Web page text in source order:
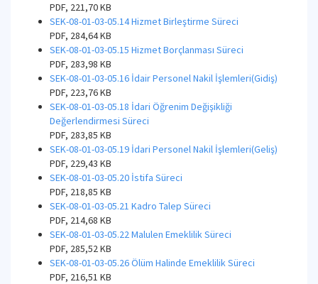
PDF, 221,70 KB
SEK-08-01-03-05.14 Hizmet Birleştirme Süreci
PDF, 284,64 KB
SEK-08-01-03-05.15 Hizmet Borçlanması Süreci
PDF, 283,98 KB
SEK-08-01-03-05.16 İdair Personel Nakil İşlemleri(Gidiş)
PDF, 223,76 KB
SEK-08-01-03-05.18 İdari Öğrenim Değişikliği
Değerlendirmesi Süreci
PDF, 283,85 KB
SEK-08-01-03-05.19 İdari Personel Nakil İşlemleri(Geliş)
PDF, 229,43 KB
SEK-08-01-03-05.20 İstifa Süreci
PDF, 218,85 KB
SEK-08-01-03-05.21 Kadro Talep Süreci
PDF, 214,68 KB
SEK-08-01-03-05.22 Malulen Emeklilik Süreci
PDF, 285,52 KB
SEK-08-01-03-05.26 Ölüm Halinde Emeklilik Süreci
PDF, 216,51 KB